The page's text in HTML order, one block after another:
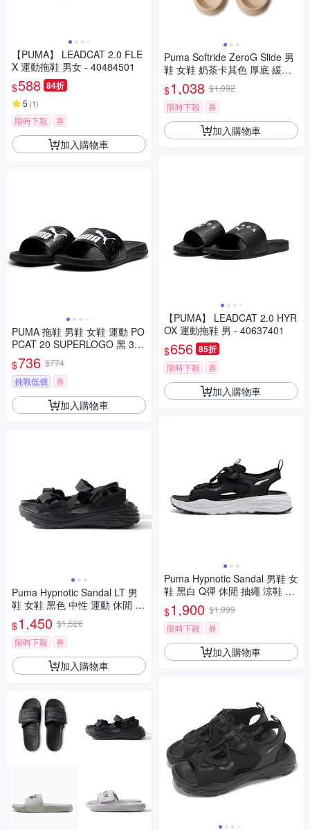
【PUMA】 LEADCAT 2.0 FLE
X 運動拖鞋 男女 - 40484501
$588 84折
5 (1)
限時下殺 券
加入購物車
PUMA 拖鞋 男鞋 女鞋 運動 PO
PCAT 20 SUPERLOGO 黑 395
42001
$736 $774
挑戰低價
券
加入購物車
Puma Hypnotic Sandal LT 男
鞋 女鞋 黑色 中性 運動 休閒 涼
鞋 40484401
$1,450 $1,526
限時下殺
券
加入購物車
Puma Softride ZeroG Slide 男
鞋 女鞋 奶茶卡其色 厚底 緩衝
運動 拖鞋 40034302
$1,038 $1,092
限時下殺
券
加入購物車
【PUMA】 LEADCAT 2.0 HYR
OX 運動拖鞋 男 - 40637401
$656 85折
限時下殺 券
加入購物車
Puma Hypnotic Sandal 男鞋 女
鞋 黑白 Q彈 休閒 抽繩 涼鞋 40
165302
$1,900 $1,999
限時下殺
券
加入購物車